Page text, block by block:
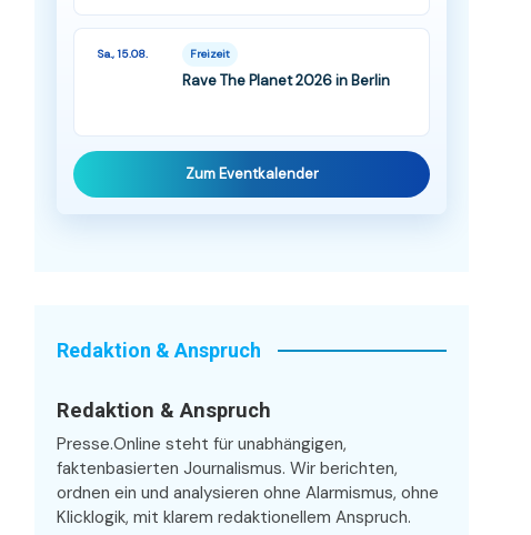
Sa., 15.08. Freizeit
Rave The Planet 2026 in Berlin
Zum Eventkalender
Redaktion & Anspruch
Redaktion & Anspruch
Presse.Online steht für unabhängigen,
faktenbasierten Journalismus. Wir berichten,
ordnen ein und analysieren ohne Alarmismus, ohne
Klicklogik, mit klarem redaktionellem Anspruch.